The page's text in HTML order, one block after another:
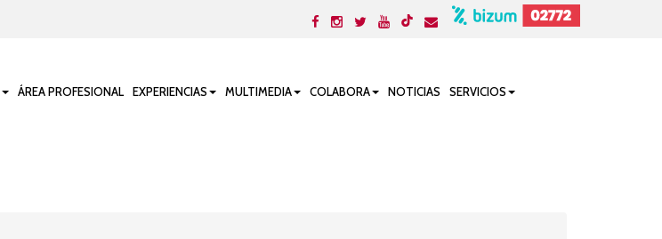
ÁREA PROFESIONAL EXPERIENCIAS MULTIMEDIA COLABORA NOTICIAS SERVICIOS